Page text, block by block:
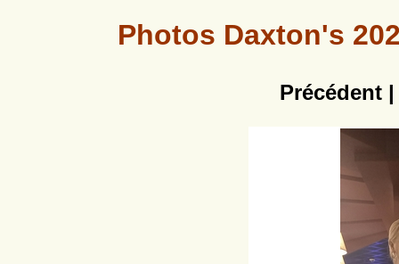
Photos Daxton's
Précédent